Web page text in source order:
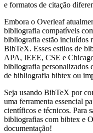
e formatos de citação
Embora o Overleaf
bibliografia compatíveis
bibliografia estão incluídos
BibTeX. Esses estilos de
APA, IEEE, CSE e
bibliografia personalizados
de bibliografia bibtex ou
Seja usando BibTeX por
uma ferramenta essencial
científicos e técnicos. Para
bibliografias com bibtex e
documentação!